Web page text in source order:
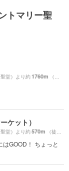
トマリー聖
堂）より約1760m （徒歩30分）
ケット）
堂）より約570m （徒歩10分）
GOOD！ ちょっと